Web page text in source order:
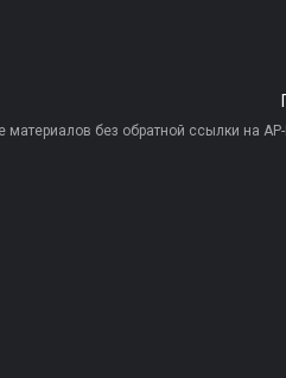
материалов без обратной ссылки на